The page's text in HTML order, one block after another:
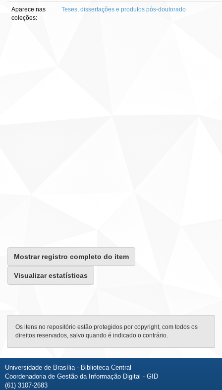
Aparece nas
coleções:
Teses, dissertações e produtos pós-doutorado
Mostrar registro completo do item
Visualizar estatísticas
Os itens no repositório estão protegidos por copyright, com todos os
direitos reservados, salvo quando é indicado o contrário.
Universidade de Brasília - Biblioteca Central
Coordenadoria de Gestão da Informação Digital - GID
(61) 3107-2683